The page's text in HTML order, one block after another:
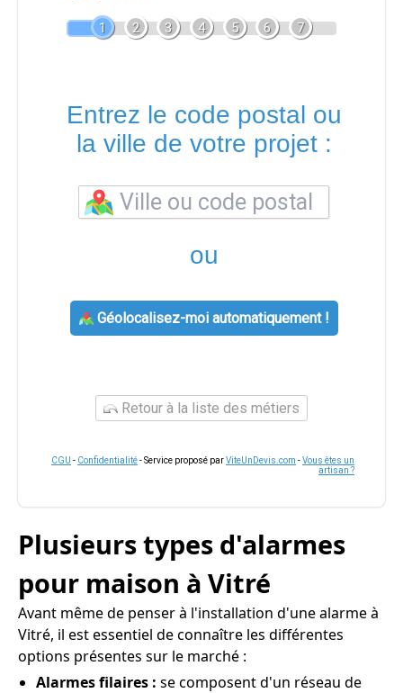
1 2 3 4 5 6 7
Entrez le code postal ou
la ville de votre projet :
ou
Géolocalisez-moi automatiquement !
Retour à la liste des métiers
CGU - Confidentialité- Service proposé parViteUnDevis.com -Vous êtes un
artisan ?
Plusieurs types d'alarmes
pour maison à Vitré
Avant même de penser à l'installation d'une alarme à
Vitré, il est essentiel de connaître les différentes
options présentes sur le marché :
Alarmes filaires : se composent d'un réseau de